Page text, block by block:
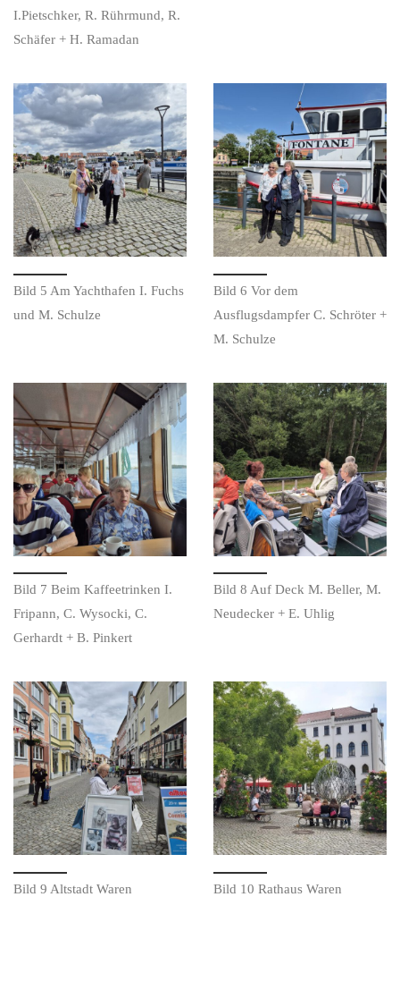
I.Pietschker, R. Rührmund, R.
Schäfer + H. Ramadan
Bild 5 Am Yachthafen I. Fuchs
und M. Schulze
Bild 6 Vor dem
Ausflugsdampfer C. Schröter +
M. Schulze
Bild 7 Beim Kaffeetrinken I.
Fripann, C. Wysocki, C.
Gerhardt + B. Pinkert
Bild 8 Auf Deck M. Beller, M.
Neudecker + E. Uhlig
Bild 9 Altstadt Waren Bild 10 Rathaus Waren